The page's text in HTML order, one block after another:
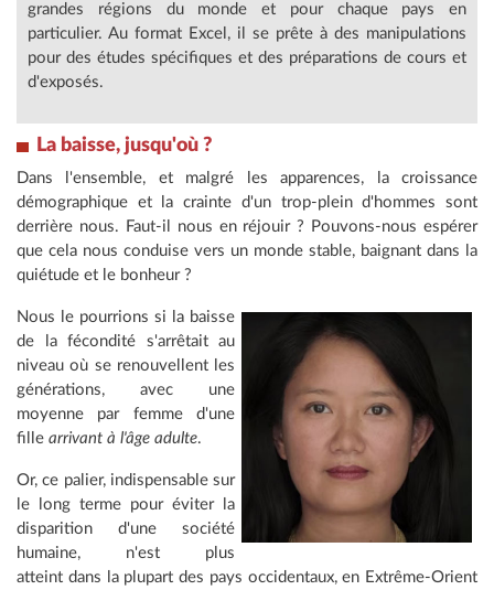
grandes régions du monde et pour chaque pays en
particulier. Au format Excel, il se prête à des manipulations
pour des études spécifiques et des préparations de cours et
d'exposés.
La baisse, jusqu'où ?
Dans l'ensemble, et malgré les apparences, la croissance
démographique et la crainte d'un trop-plein d'hommes sont
derrière nous. Faut-il nous en réjouir ? Pouvons-nous espérer
que cela nous conduise vers un monde stable, baignant dans la
quiétude et le bonheur ?
Nous le pourrions si la baisse
de la fécondité s'arrêtait au
niveau où se renouvellent les
générations, avec une
moyenne par femme d'une
fille arrivant à l'âge adulte.
Or, ce palier, indispensable sur
le long terme pour éviter la
disparition d'une société
humaine, n'est plus
atteint dans la plupart des pays occidentaux, en Extrême-Orient